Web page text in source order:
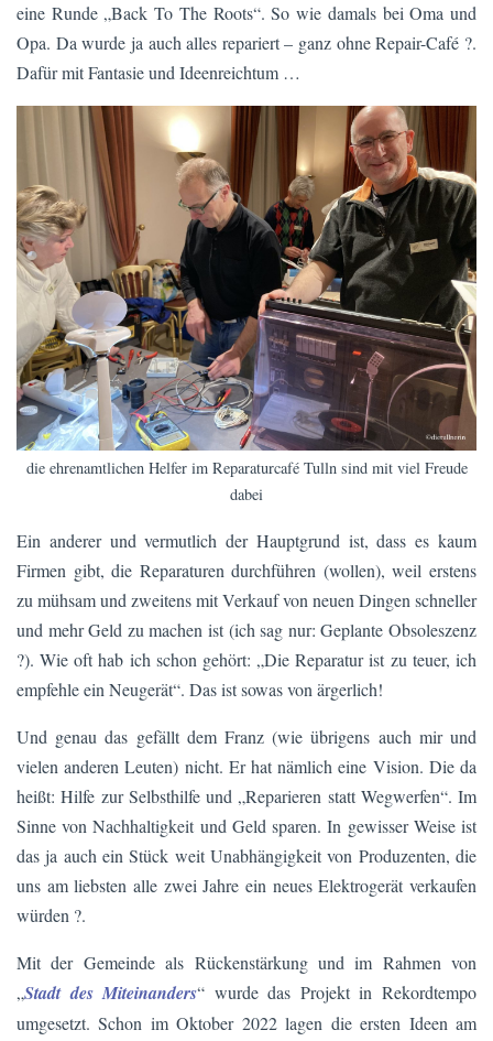
eine Runde „Back To The Roots“. So wie damals bei Oma und
Opa. Da wurde ja auch alles repariert – ganz ohne Repair-Café ?.
Dafür mit Fantasie und Ideenreichtum …
die ehrenamtlichen Helfer im Reparaturcafé Tulln sind mit viel Freude
dabei
Ein anderer und vermutlich der Hauptgrund ist, dass es kaum
Firmen gibt, die Reparaturen durchführen (wollen), weil erstens
zu mühsam und zweitens mit Verkauf von neuen Dingen schneller
und mehr Geld zu machen ist (ich sag nur: Geplante Obsoleszenz
?). Wie oft hab ich schon gehört: „Die Reparatur ist zu teuer, ich
empfehle ein Neugerät“. Das ist sowas von ärgerlich!
Und genau das gefällt dem Franz (wie übrigens auch mir und
vielen anderen Leuten) nicht. Er hat nämlich eine Vision. Die da
heißt: Hilfe zur Selbsthilfe und „Reparieren statt Wegwerfen“. Im
Sinne von Nachhaltigkeit und Geld sparen. In gewisser Weise ist
das ja auch ein Stück weit Unabhängigkeit von Produzenten, die
uns am liebsten alle zwei Jahre ein neues Elektrogerät verkaufen
würden ?.
Mit der Gemeinde als Rückenstärkung und im Rahmen von
„Stadt des Miteinanders“ wurde das Projekt in Rekordtempo
umgesetzt. Schon im Oktober 2022 lagen die ersten Ideen am